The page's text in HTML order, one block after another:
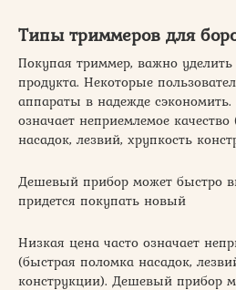
Типы триммеров для
Покупая триммер, важно
продукта. Некоторые
аппараты в надежде
означает неприемлемое
насадок, лезвий, хрупкость
Дешевый прибор может быстро
придется покупать новый
Низкая цена часто означает
(быстрая поломка насадок,
конструкции). Дешевый прибор